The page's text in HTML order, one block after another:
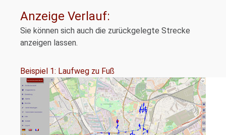
Anzeige Verlauf:
Sie können sich auch die zurückgelegte Strecke
anzeigen lassen.
Beispiel 1: Laufweg zu Fuß